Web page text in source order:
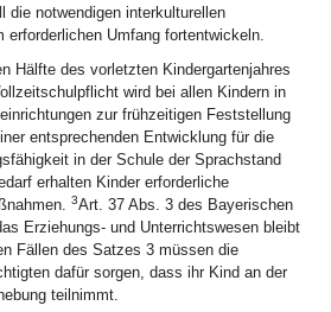
die notwendigen interkulturellen
erforderlichen Umfang fortentwickeln.
Hälfte des vorletzten Kindergartenjahres
wird bei allen Kindern in
zur frühzeitigen Feststellung
entsprechenden Entwicklung für die
in der Schule der Sprachstand
erhalten Kinder erforderliche
3Art. 37 Abs. 3 des Bayerischen
Erziehungs- und Unterrichtswesen bleibt
Fällen des Satzes 3 müssen die
dafür sorgen, dass ihr Kind an der
teilnimmt.